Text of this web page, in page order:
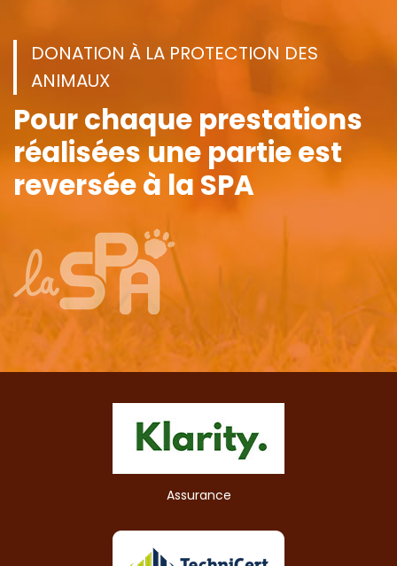
DONATION À LA PROTECTION DES
ANIMAUX
Pour chaque prestations
réalisées une partie est
reversée à la SPA
Assurance